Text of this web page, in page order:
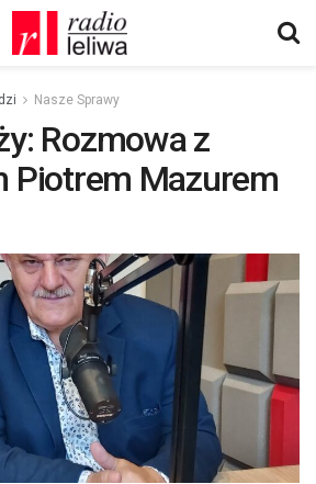
Nasze Sprawy
Rozmowa z
Piotrem Mazurem